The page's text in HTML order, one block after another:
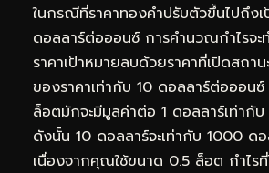
ในกรณีที่ราคาทองคำปรับตัวขึ้นไปถึง
ดอลลาร์ต่อออนซ์ การคำนวณกำไรจะ
ราคาเป้าหมายลบด้วยราคาที่เปิดสถาน
ของราคาเท่ากับ 10 ดอลลาร์ต่อออน
ล็อตมักจะมีมูลค่าต่อ 1 ดอลลาร์เท่ากั
ดังนั้น 10 ดอลลาร์จะเท่ากับ 1000 ด
เนื่องจากคุณใช้ขนาด 0.5 ล็อต กำไรที่